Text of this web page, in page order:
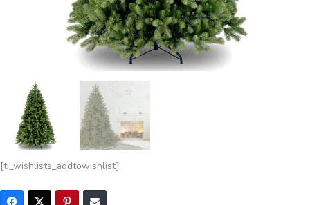
[ti_wishlists_addtowishlist]